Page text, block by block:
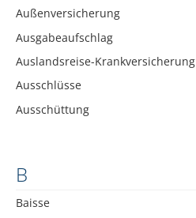
Außenversicherung
Ausgabeaufschlag
Auslandsreise-Krankversicherung
Ausschlüsse
Ausschüttung
B
Baisse